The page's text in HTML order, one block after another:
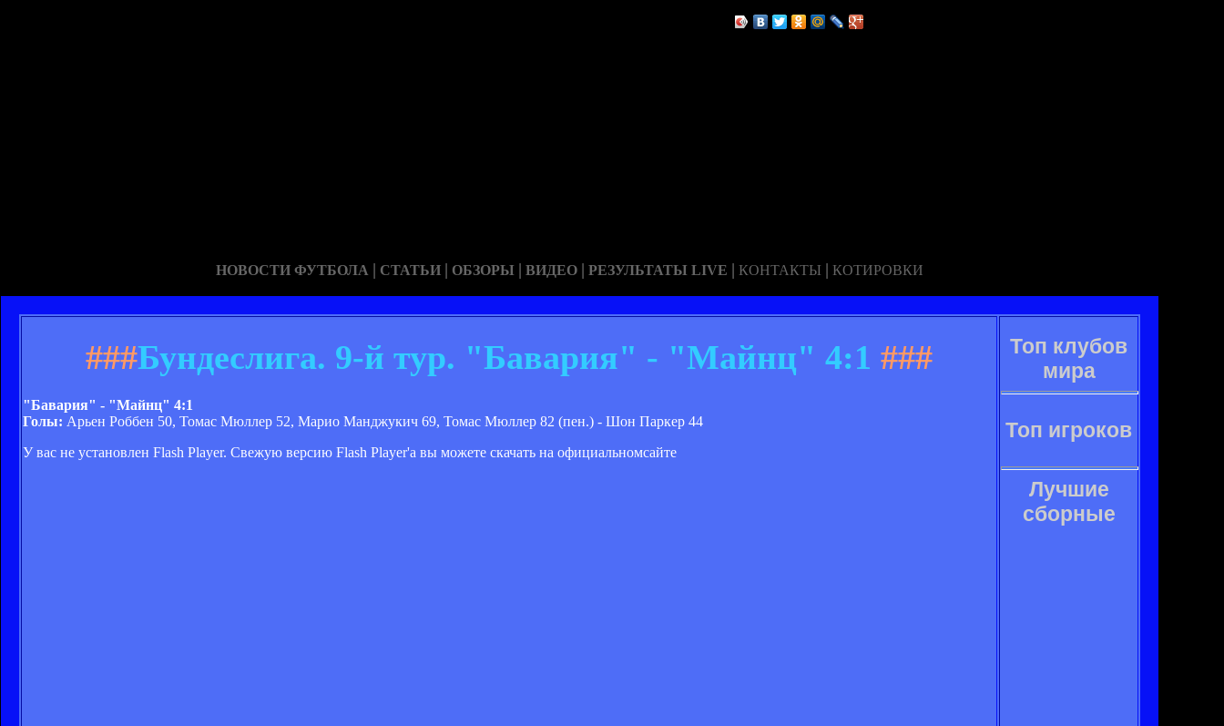
НОВОСТИ ФУТБОЛА | СТАТЬИ | ОБЗОРЫ | ВИДЕО | РЕЗУЛЬТАТЫ LIVE | КОНТАКТЫ | КОТИРОВКИ
###Бундеслига. 9-й тур. "Бавария" - "Майнц" 4:1 ###
"Бавария" - "Майнц" 4:1
Голы: Арьен Роббен 50, Томас Мюллер 52, Марио Манджукич 69, Томас Мюллер 82 (пен.) - Шон Паркер 44
У вас не установлен Flash Player. Свежую версию Flash Player'a вы можете скачать на официальномсайте
Топ клубов
мира
Топ игроков
Лучшие
сборные